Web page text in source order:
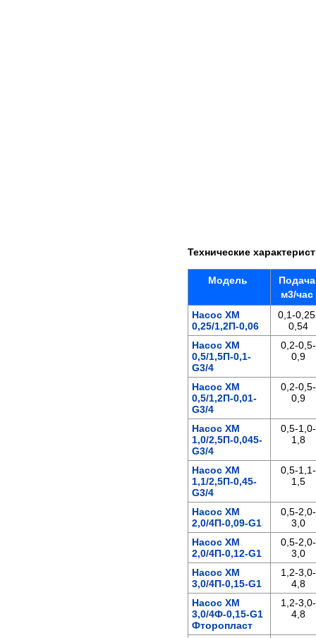
Технические
Модель
м3/час
Насос ХМ
0,25/1,2П-0,06
0,1-
0,54
Насос ХМ
0,5/1,5П-0,1-
G3/4
0,2-0,5-
0,9
Насос ХМ
0,5/1,2П-0,01-
G3/4
0,2-0,5-
0,9
Насос ХМ
1,0/2,5П-0,045-
G3/4
0,5-1,0-
1,8
Насос ХМ
1,1/2,5П-0,45-
G3/4
0,5-1,1-
1,5
Насос ХМ
2,0/4П-0,09-G1
0,5-2,0-
3,0
Насос ХМ
2,0/4П-0,12-G1
0,5-2,0-
3,0
Насос ХМ
3,0/4П-0,15-G1
1,2-3,0-
4,8
Насос ХМ
3,0/4Ф-0,15-G1
Фторопласт
1,2-3,0-
4,8